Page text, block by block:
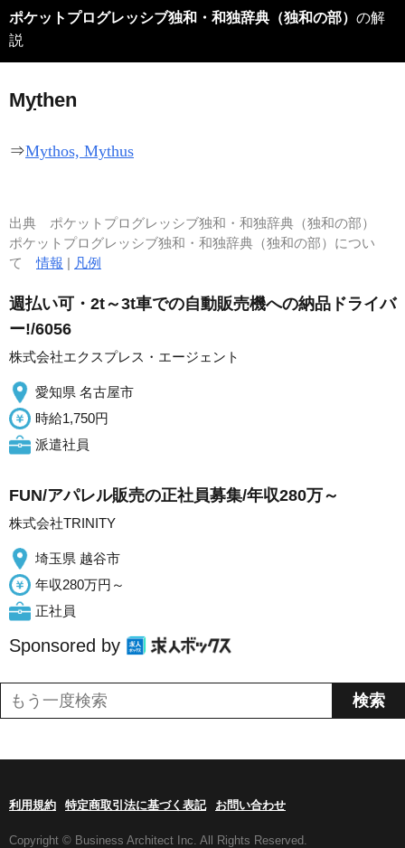
ポケットプログレッシブ独和・和独辞典（独和の部） の解
説
Mythen
⇒Mythos, Mythus
出典 ポケットプログレッシブ独和・和独辞典（独和の部）
ポケットプログレッシブ独和・和独辞典（独和の部）につい
て情報 | 凡例
週払い可・2t～3t車での自動販売機への納品ドライバ
ー!/6056
株式会社エクスプレス・エージェント
愛知県 名古屋市
時給1,750円
派遣社員
FUN/アパレル販売の正社員募集/年収280万～
株式会社TRINITY
埼玉県 越谷市
年収280万円～
正社員
Sponsored by
利用規約 特定商取引法に基づく表記 お問い合わせ
Copyright © Business Architect Inc. All Rights Reserved.